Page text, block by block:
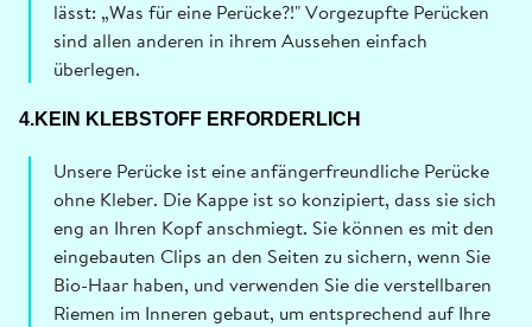
lässt: „Was für eine Perücke?!" Vorgezupfte Perücken
sind allen anderen in ihrem Aussehen einfach
überlegen.
4.KEIN KLEBSTOFF ERFORDERLICH
Unsere Perücke ist eine anfängerfreundliche Perücke
ohne Kleber. Die Kappe ist so konzipiert, dass sie sich
eng an Ihren Kopf anschmiegt. Sie können es mit den
eingebauten Clips an den Seiten zu sichern, wenn Sie
Bio-Haar haben, und verwenden Sie die verstellbaren
Riemen im Inneren gebaut, um entsprechend auf Ihre